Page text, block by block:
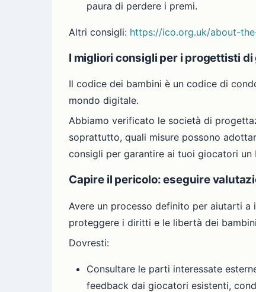
paura di perdere i premi.
Altri consigli: https://ico.org.uk/about-
I migliori consigli per i progettisti
Il codice dei bambini è un codice di
mondo digitale.
Abbiamo verificato le società di
soprattutto, quali misure possono
consigli per garantire ai tuoi giocatori un
Capire il pericolo: eseguire
Avere un processo definito per aiutarti
proteggere i diritti e le libertà dei
Dovresti:
Consultare le parti interessate
feedback dai giocatori esistenti,